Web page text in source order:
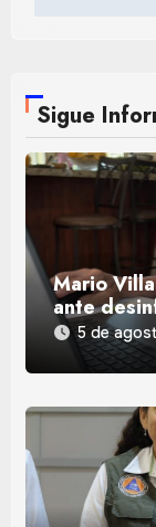
Sigue
Mario
ante
5 de